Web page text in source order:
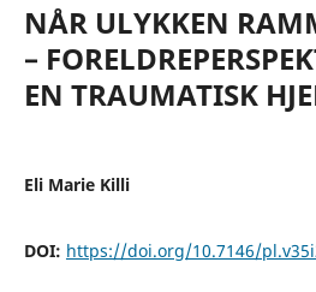
NÅR ULYKKEN
–
EN TRAUMATISK
Eli Marie Killi
DOI: https://doi.org/10.7146/